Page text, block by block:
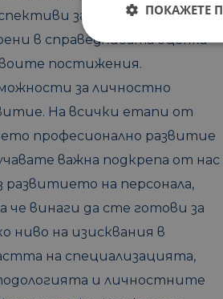
за развитие и да са
в справедливата оценка
постижения.
за личностно
На всички етапи от
професионално развитие
важна подкрепа от нас
развитието на персонала,
че винаги да сте готови за
ниво на изисквания в
на специализацията,
и личностните
ПОКАЖЕТЕ